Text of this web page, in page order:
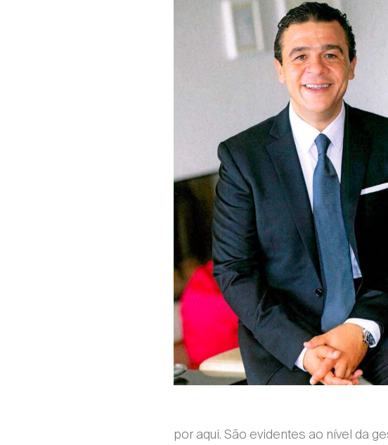
por aqui. São evidentes ao nível da